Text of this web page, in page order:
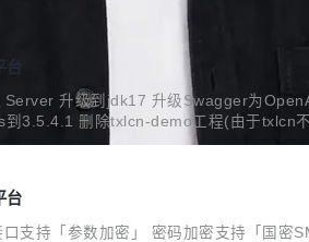
升级到jdk17 升级Swagger为
3.5.4.1 删除txlcn-demo工程(由于
台
支持「参数加密」 密码加密支持「国